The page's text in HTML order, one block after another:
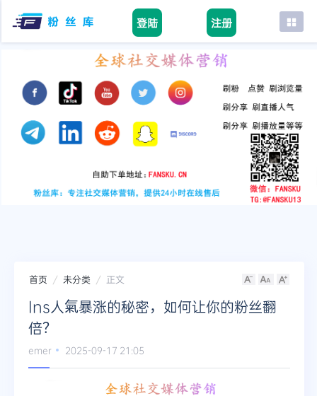
登陆 注册
首页
tiktok
youtube
instagram
首页 未分类 正文
Ins人氣暴涨的秘密，如何让你的粉丝翻
倍？
emer 2025-09-17 21:05